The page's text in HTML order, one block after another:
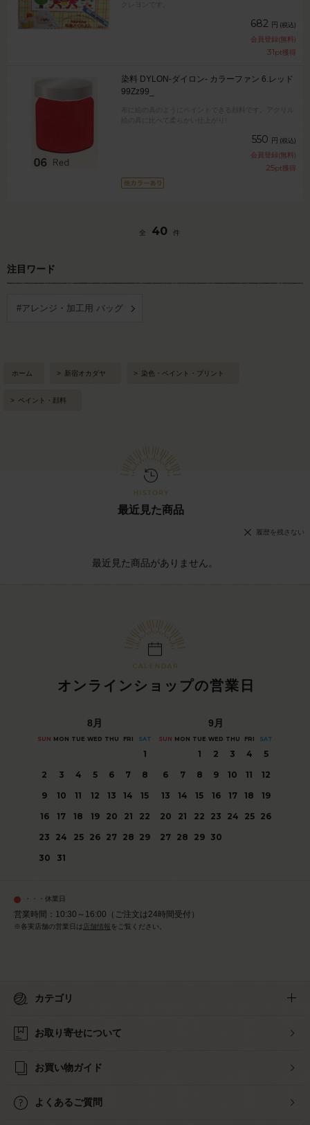
クレヨンです。
682 円 (税込)
会員登録(無料)
31pt獲得
染料 DYLON-ダイロン- カラーファン 6.レッド
99Zz99_
布に絵の具のようにペイントできる顔料です。アクリル
絵の具に比べて柔らかい仕上がり!
550 円 (税込)
会員登録(無料)
25pt獲得
全 40 件
注目ワード
#アレンジ・加工用 バッグ
ホーム > 新宿オカダヤ > 染色・ペイント・プリント
> ペイント・顔料
最近見た商品
履歴を残さない
最近見た商品がありません。
オンラインショップの営業日
8月
SUN MON TUE WED THU FRI SAT
1
2
3 4 5 6 7
8
9
10 11 12 13 14
15
16
17 18 19 20 21
22
23
24 25 26 27 28 29
30
31
9月
SUN MON TUE WED THU FRI SAT
1 2 3 4
5
6
7 8 9 10 11
12
13
14 15 16 17 18
19
20
21 22 23 24 25
26
27 28 29 30
・・・休業日
営業時間：10:30～16:00（ご注文は24時間受付）
※各実店舗の営業日は店舗情報 をご覧ください。
カテゴリ
お取り寄せについて
お買い物ガイド
よくあるご質問